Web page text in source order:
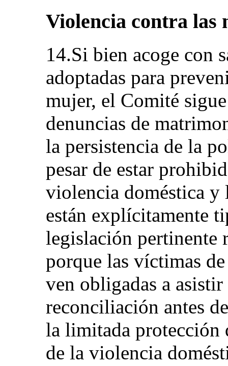
Violencia contra las
14.Si bien acoge con
adoptadas para
mujer, el Comité
denuncias de
la persistencia de la
pesar de estar
violencia doméstica
están explícitamente
legislación pertinente
porque las víctimas
ven obligadas a
reconciliación antes
la limitada protección
de la violencia